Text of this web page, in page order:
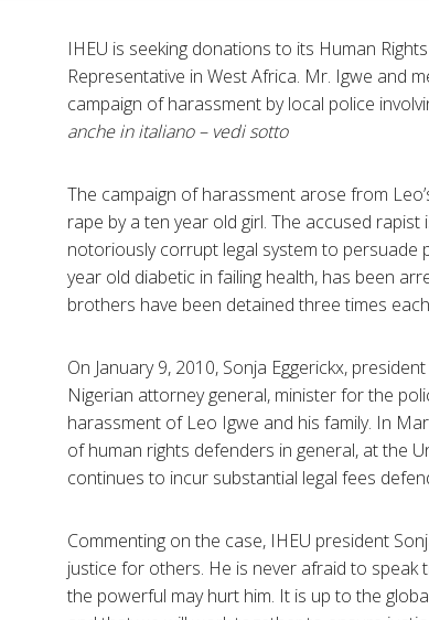
IHEU is seeking donations to its Human
Representative in West Africa. Mr. Igwe and
campaign of harassment by local police
anche in italiano – vedi sotto
The campaign of harassment arose from
rape by a ten year old girl. The accused
notoriously corrupt legal system to persuade
year old diabetic in failing health, has been
brothers have been detained three times
On January 9, 2010, Sonja Eggerickx,
Nigerian attorney general, minister for the
harassment of Leo Igwe and his family. In
of human rights defenders in general, at the
continues to incur substantial legal fees
Commenting on the case, IHEU president
justice for others. He is never afraid to
the powerful may hurt him. It is up to the